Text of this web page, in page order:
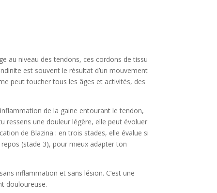
au niveau des tendons, ces cordons de tissu
est souvent le résultat d’un mouvement
peut toucher tous les âges et activités, des
de la gaine entourant le tendon,
ressens une douleur légère, elle peut évoluer
de Blazina : en trois stades, elle évalue si
(stade 3), pour mieux adapter ton
inflammation et sans lésion. C’est une
douloureuse.